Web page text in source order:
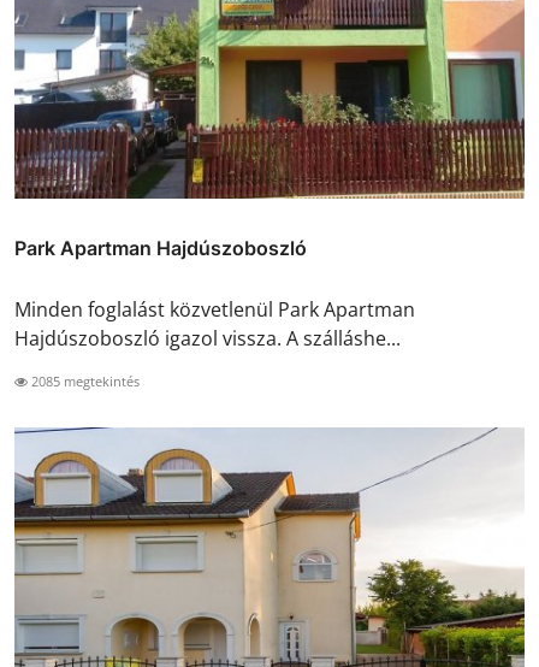
Park Apartman Hajdúszoboszló
Minden foglalást közvetlenül Park Apartman
Hajdúszoboszló igazol vissza. A szálláshe...
2085 megtekintés